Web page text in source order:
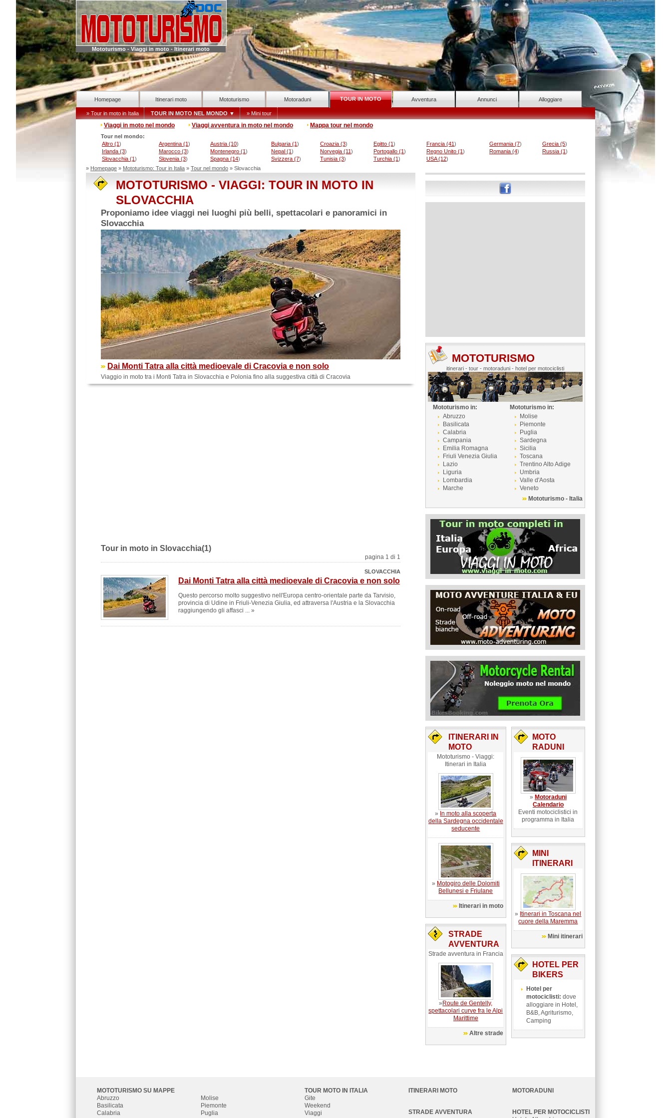
Mototurismo - Viaggi in moto - Itinerari moto
Homepage Itinerari moto Mototurismo Motoraduni TOUR IN MOTO Avventura Annunci Alloggiare
» Tour in moto in Italia TOUR IN MOTO NEL MONDO ▼ » Mini tour
Viaggi in moto nel mondo Viaggi avventura in moto nel mondo Mappa tour nel mondo
Tour nel mondo:
Altro (1) Argentina (1) Austria (10) Bulgaria (1) Croazia (3) Egitto (1) Francia (41) Germania (7) Grecia (5)
Irlanda (3) Marocco (3) Montenegro (1) Nepal (1) Norvegia (11) Portogallo (1) Regno Unito (1) Romania (4) Russia (1)
Slovacchia (1) Slovenia (3) Spagna (14) Svizzera (7) Tunisia (3) Turchia (1) USA (12)
» Homepage» Mototurismo: Tour in Italia» Tour nel mondo» Slovacchia
MOTOTURISMO - VIAGGI: TOUR IN MOTO IN
SLOVACCHIA
Proponiamo idee viaggi nei luoghi più belli, spettacolari e panoramici in
Slovacchia
Dai Monti Tatra alla città medioevale di Cracovia e non solo
Viaggio in moto tra i Monti Tatra in Slovacchia e Polonia fino alla suggestiva città di Cracovia
Tour in moto in Slovacchia(1)
pagina 1 di 1
SLOVACCHIA
Dai Monti Tatra alla città medioevale di Cracovia e non solo
Questo percorso molto suggestivo nell'Europa centro-orientale parte da Tarvisio,
provincia di Udine in Friuli-Venezia Giulia, ed attraversa l'Austria e la Slovacchia
raggiungendo gli affasci ... »
MOTOTURISMO
itinerari - tour - motoraduni - hotel per motociclisti
Mototurismo in:
Abruzzo
Basilicata
Calabria
Campania
Emilia Romagna
Friuli Venezia Giulia
Lazio
Liguria
Lombardia
Marche
Mototurismo in:
Molise
Piemonte
Puglia
Sardegna
Sicilia
Toscana
Trentino Alto Adige
Umbria
Valle d'Aosta
Veneto
Mototurismo - Italia
ITINERARI IN
MOTO
Mototurismo - Viaggi:
Itinerari in Italia
» In moto alla scoperta
della Sardegna occidentale
seducente
» Motogiro delle Dolomiti
Bellunesi e Friulane
Itinerari in moto
STRADE
AVVENTURA
Strade avventura in Francia
» Route de Gentelly,
spettacolari curve fra le Alpi
Marittime
Altre strade
MOTO
RADUNI
» Motoraduni
Calendario
Eventi motociclistici in
programma in Italia
MINI
ITINERARI
» Itinerari in Toscana nel
cuore della Maremma
Mini itinerari
HOTEL PER
BIKERS
Hotel per
motociclisti: dove
alloggiare in Hotel,
B&B, Agriturismo,
Camping
MOTOTURISMO SU MAPPE
Abruzzo
Basilicata
Calabria
Molise
Piemonte
Puglia
TOUR MOTO IN ITALIA
Gite
Weekend
Viaggi
ITINERARI MOTO
STRADE AVVENTURA
MOTORADUNI
HOTEL PER MOTOCICLISTI